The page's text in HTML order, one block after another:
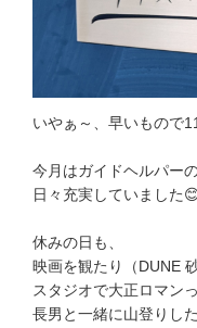
いやぁ～、早いもので
今月はガイドヘルパー
日々充実していました
休みの日も、
映画を観たり（DUNE
スタジオで大正ロマン
長男と一緒に山登りした